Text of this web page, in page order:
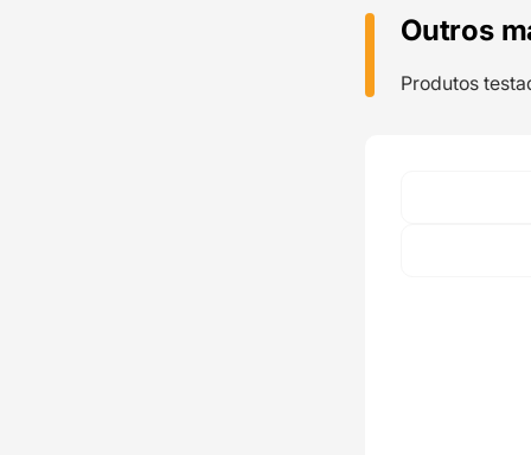
Outros
Produtos